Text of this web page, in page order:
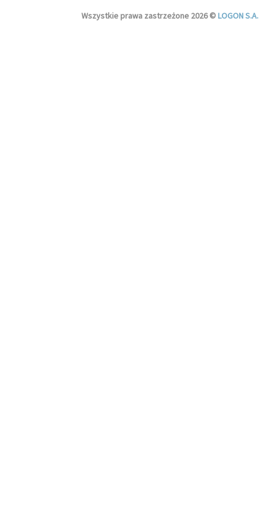
Wszystkie prawa zastrzeżone 2026 ©LOGON S.A.